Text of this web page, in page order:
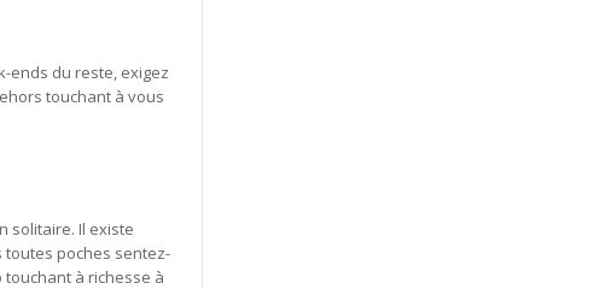
ends du reste, exigez
touchant à vous
solitaire. Il existe
toutes poches sentez-
à richesse à